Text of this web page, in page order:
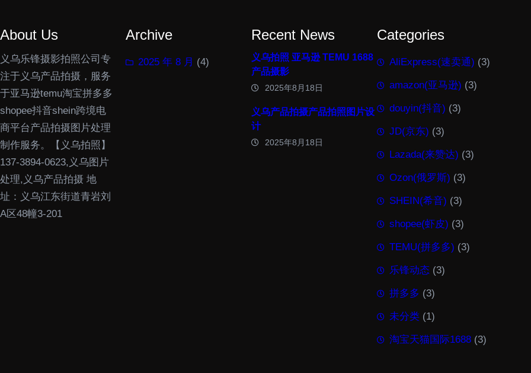
About Us
义乌乐锋摄影拍照公司专
注于义乌产品拍摄，服务
于亚马逊temu淘宝拼多多
shopee抖音shein跨境电
商平台产品拍摄图片处理
制作服务。【义乌拍照】
137-3894-0623,义乌图片
处理,义乌产品拍摄 地
址：义乌江东街道青岩刘
A区48幢3-201
Archive
2025 年 8 月 (4)
Recent News
义乌拍照 亚马逊 TEMU 1688
产品摄影
2025年8月18日
义乌产品拍摄产品拍照图片设
计
2025年8月18日
Categories
AliExpress(速卖通) (3)
amazon(亚马逊) (3)
douyin(抖音) (3)
JD(京东) (3)
Lazada(来赞达) (3)
Ozon(俄罗斯) (3)
SHEIN(希音) (3)
shopee(虾皮) (3)
TEMU(拼多多) (3)
乐锋动态 (3)
拼多多 (3)
未分类 (1)
淘宝天猫国际1688 (3)